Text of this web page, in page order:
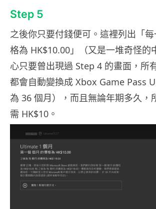
Step 5
之後你只要付錢便可。這裡列出「
格為 HK$10.00」（又是一堆奇怪的
心只要曾出現過 Step 4 的畫面，所
都會自動變換成 Xbox Game Pass
為 36 個月），而且無論年期多久，
需 HK$10。